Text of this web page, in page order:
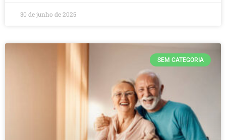
30 de junho de 2025
SEM CATEGORIA